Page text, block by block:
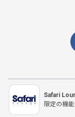
Safari
限定の機